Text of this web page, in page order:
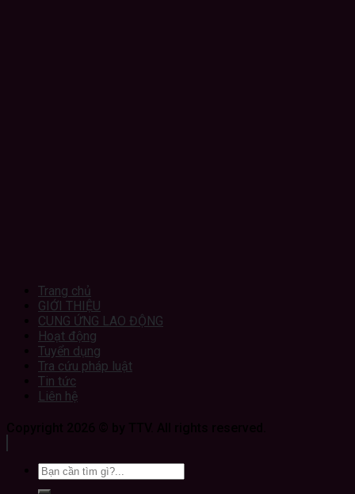
Trang chủ
GIỚI THIỆU
CUNG ỨNG LAO ĐỘNG
Hoạt động
Tuyển dụng
Tra cứu pháp luật
Tin tức
Liên hệ